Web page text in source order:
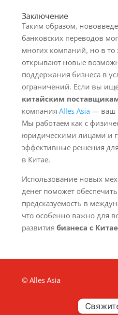
Заключение
Таким образом,
банковских переводов
многих компаний, но в
открывают новые
поддержания бизнеса в
ограничений. Если вы
китайским
компания Alles Asia — ваш
Мы работаем как с
юридическими лицами и
эффективные решения
в Китае.
Использование новых
денег поможет
предсказуемость в
что особенно важно для
развития бизнеса с
© Alles Asia